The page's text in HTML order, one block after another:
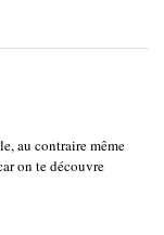
au contraire même
on te découvre